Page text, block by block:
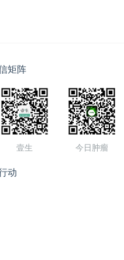
矩阵
壹生 今日肿瘤
动